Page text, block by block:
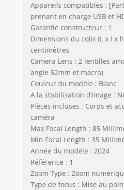
Appareils compatibles :
prenant en charge USB et
Garantie constructeur : 1
Dimensions du colis (L x l x
centimètres
Camera Lens : 2 lentilles
angle 52mm et macro)
Couleur du modèle : Blanc
A la stabilisation d’image :
Pièces incluses : Corps et
caméra
Max Focal Length : 85
Min Focal Length : 35
Année du modèle : 2024
Référence : 1
Zoom Type : Zoom
Type de focus : Mise au